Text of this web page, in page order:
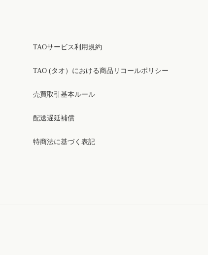
TAOサービス利用規約
TAO (タオ）における商品リコールポリシー
売買取引基本ルール
配送遅延補償
特商法に基づく表記